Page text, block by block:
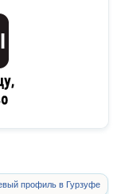
профиль в Гурзуфе